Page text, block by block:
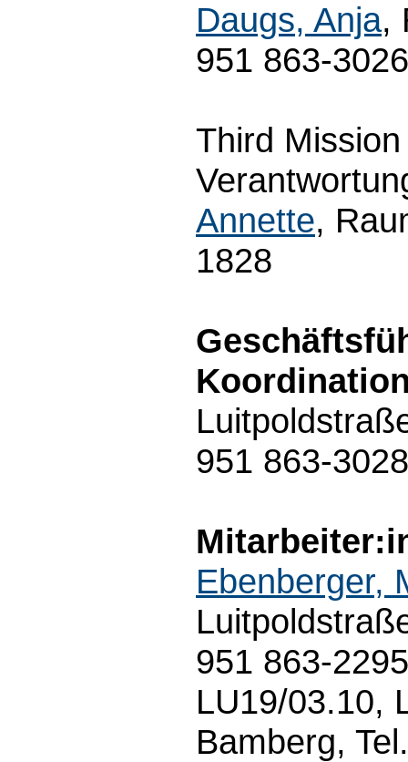
Daugs, Anja,
951 863-3026
Third
Annette,
1828
951 863-3028
Ebenberger,
951 863-
LU19/03.10,
Bamberg,